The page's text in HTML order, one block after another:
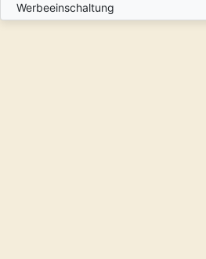
Werbeeinschaltung